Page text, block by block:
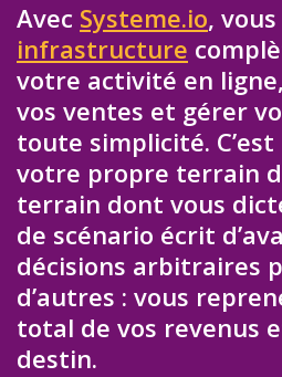
Avec Systeme.io,
infrastructure
votre activité en
vos ventes et gérer
toute simplicité.
votre propre terrain
terrain dont vous
de scénario écrit
décisions arbitraires
d’autres : vous
total de vos revenus
destin.